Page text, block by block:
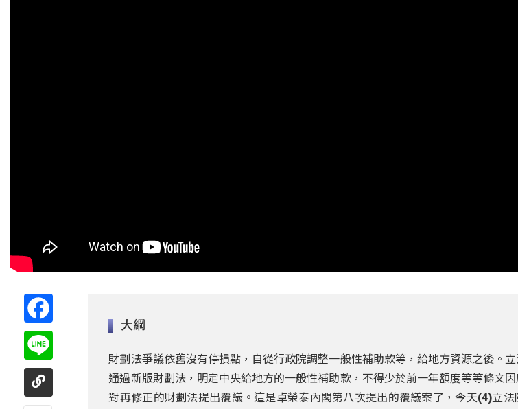
大綱
財劃法爭議依舊沒有停損點，自從行政院調整一般性補助款等，給地方資源之後。
通過新版財劃法，明定中央給地方的一般性補助款，不得少於前一年額度等等條文
對再修正的財劃法提出覆議。這是卓榮泰內閣第八次提出的覆議案了，今天(4)立